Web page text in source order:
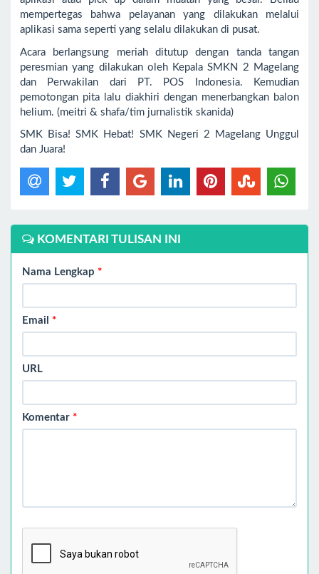
mempertegas bahwa pelayanan yang dilakukan melalui
aplikasi sama seperti yang selalu dilakukan di pusat.
Acara berlangsung meriah ditutup dengan tanda tangan
peresmian yang dilakukan oleh Kepala SMKN 2 Magelang
dan Perwakilan dari PT. POS Indonesia. Kemudian
pemotongan pita lalu diakhiri dengan menerbangkan balon
helium. (meitri & shafa/tim jurnalistik skanida)
SMK Bisa! SMK Hebat! SMK Negeri 2 Magelang Unggul
dan Juara!
KOMENTARI TULISAN INI
Nama Lengkap *
Email *
URL
Komentar *